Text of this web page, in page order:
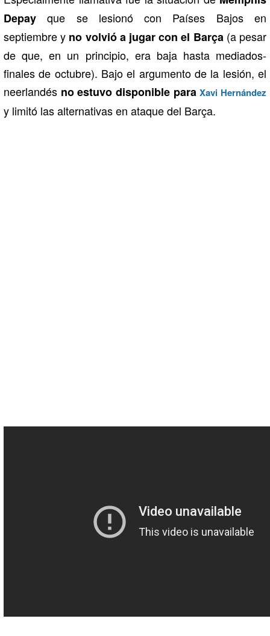
Depay que se lesionó con Países Bajos en
septiembre y no volvió a jugar con el Barça (a pesar
de que, en un principio, era baja hasta mediados-
finales de octubre). Bajo el argumento de la lesión, el
neerlandés no estuvo disponible paraXavi Hernández
y limitó las alternativas en ataque del Barça.